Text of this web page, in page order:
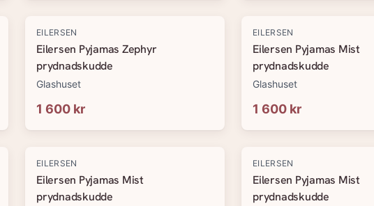
EILERSEN
Eilersen Pyjamas Zephyr
prydnadskudde
Glashuset
1 600 kr
EILERSEN
Eilersen Pyjamas Mist
prydnadskudde
Glashuset
1 600 kr
EILERSEN
Eilersen Pyjamas Mist
prydnadskudde
EILERSEN
Eilersen Pyjamas Mist
prydnadskudde